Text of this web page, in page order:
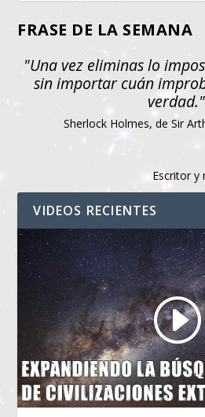
FRASE DE LA SEMANA
"Una vez eliminas lo
sin importar cuán
verdad."
Sherlock Holmes, de Sir
Escritor y
VIDEOS RECIENTES